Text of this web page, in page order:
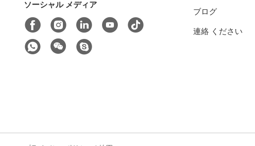
ソーシャル メディア
ブログ
連絡 ください